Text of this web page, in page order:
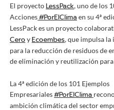
El proyectoLessPack, uno de los
Acciones#PorElClima en su 4ª
LessPack es un proyecto
Cero yEcoembes, que impulsa
para la reducción de residuos de
de eliminación y reutilización
La 4ª edición de los 101 Ejemplos
Empresariales#PorElClima
ambición climática del sector